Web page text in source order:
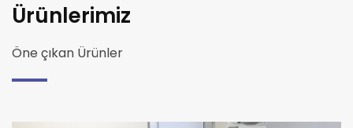
Ürünlerimiz
Öne çıkan Ürünler